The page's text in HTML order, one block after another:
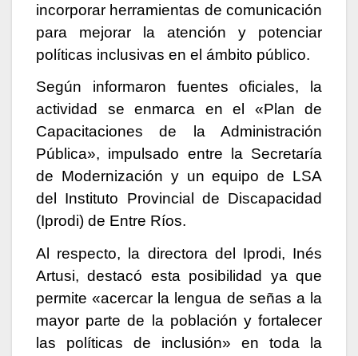
incorporar herramientas de comunicación
para mejorar la atención y potenciar
políticas inclusivas en el ámbito público.
Según informaron fuentes oficiales, la
actividad se enmarca en el «Plan de
Capacitaciones de la Administración
Pública», impulsado entre la Secretaría
de Modernización y un equipo de LSA
del Instituto Provincial de Discapacidad
(Iprodi) de Entre Ríos.
Al respecto, la directora del Iprodi, Inés
Artusi, destacó esta posibilidad ya que
permite «acercar la lengua de señas a la
mayor parte de la población y fortalecer
las políticas de inclusión» en toda la